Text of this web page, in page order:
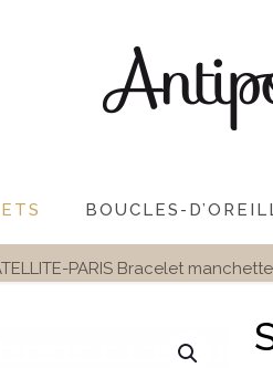
BOUCLES-
PARIS Bracelet